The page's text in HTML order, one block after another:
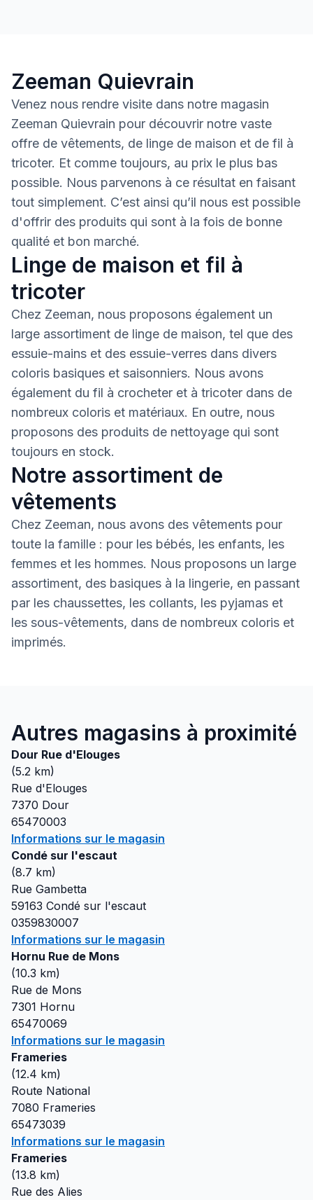
Zeeman Quievrain
Venez nous rendre visite dans notre magasin
Zeeman Quievrain pour découvrir notre vaste
offre de vêtements, de linge de maison et de fil à
tricoter. Et comme toujours, au prix le plus bas
possible. Nous parvenons à ce résultat en faisant
tout simplement. C’est ainsi qu’il nous est possible
d'offrir des produits qui sont à la fois de bonne
qualité et bon marché.
Linge de maison et fil à
tricoter
Chez Zeeman, nous proposons également un
large assortiment de linge de maison, tel que des
essuie-mains et des essuie-verres dans divers
coloris basiques et saisonniers. Nous avons
également du fil à crocheter et à tricoter dans de
nombreux coloris et matériaux. En outre, nous
proposons des produits de nettoyage qui sont
toujours en stock.
Notre assortiment de
vêtements
Chez Zeeman, nous avons des vêtements pour
toute la famille : pour les bébés, les enfants, les
femmes et les hommes. Nous proposons un large
assortiment, des basiques à la lingerie, en passant
par les chaussettes, les collants, les pyjamas et
les sous-vêtements, dans de nombreux coloris et
imprimés.
Autres magasins à proximité
Dour Rue d'Elouges
(5.2 km)
Rue d'Elouges
7370 Dour
65470003
Informations sur le magasin
Condé sur l'escaut
(8.7 km)
Rue Gambetta
59163 Condé sur l'escaut
0359830007
Informations sur le magasin
Hornu Rue de Mons
(10.3 km)
Rue de Mons
7301 Hornu
65470069
Informations sur le magasin
Frameries
(12.4 km)
Route National
7080 Frameries
65473039
Informations sur le magasin
Frameries
(13.8 km)
Rue des Alies